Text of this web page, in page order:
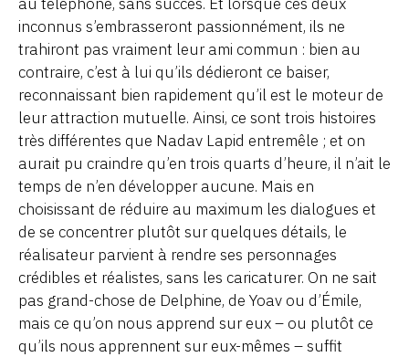
inconnus s’embrasseront passionnément, ils ne
trahiront pas vraiment leur ami commun : bien au
contraire, c’est à lui qu’ils dédieront ce baiser,
reconnaissant bien rapidement qu’il est le moteur de
leur attraction mutuelle. Ainsi, ce sont trois histoires
très différentes que Nadav Lapid entremêle ; et on
aurait pu craindre qu’en trois quarts d’heure, il n’ait le
temps de n’en développer aucune. Mais en
choisissant de réduire au maximum les dialogues et
de se concentrer plutôt sur quelques détails, le
réalisateur parvient à rendre ses personnages
crédibles et réalistes, sans les caricaturer. On ne sait
pas grand-chose de Delphine, de Yoav ou d’Émile,
mais ce qu’on nous apprend sur eux – ou plutôt ce
qu’ils nous apprennent sur eux-mêmes – suffit